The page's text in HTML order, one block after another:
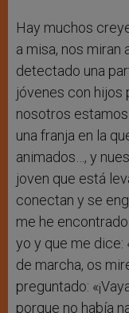
Hay muchos
a misa, nos miran
detectado una
jóvenes con hijos
nosotros
una franja en la
animados…, y
joven que está
conectan y se
me he
yo y que me dice:
de marcha, os
preguntado:
porque no había